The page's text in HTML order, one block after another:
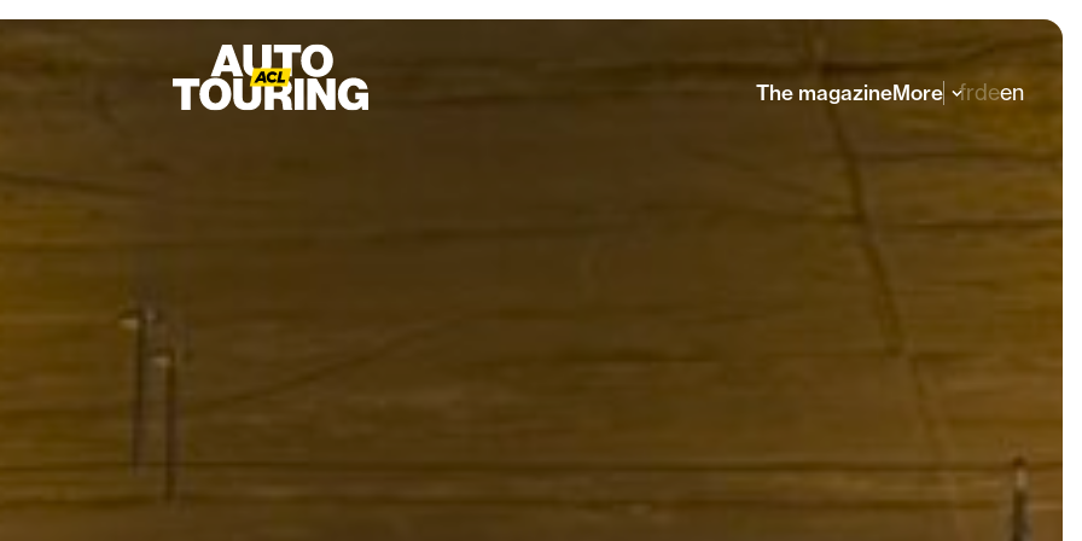
The magazineMore frdeen